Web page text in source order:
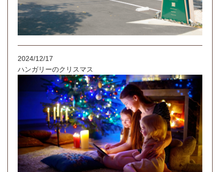
2024/12/17
ハンガリーのクリスマス